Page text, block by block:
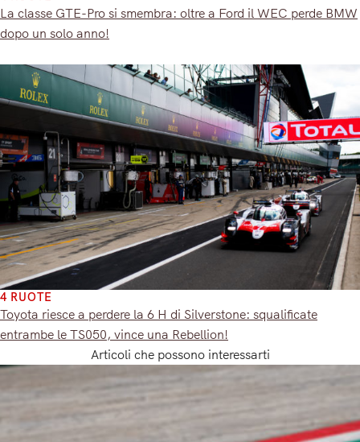
La classe GTE-Pro si smembra: oltre a Ford il WEC perde BMW
dopo un solo anno!
4 RUOTE
Toyota riesce a perdere la 6 H di Silverstone: squalificate
entrambe le TS050, vince una Rebellion!
Articoli che possono interessarti